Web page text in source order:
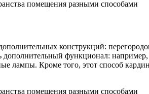
конструкций:
функционал:
лампы. Кроме того, этот способ